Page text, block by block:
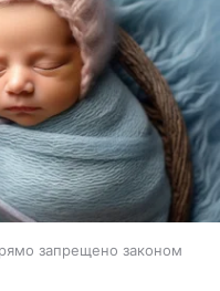
запрещено законом